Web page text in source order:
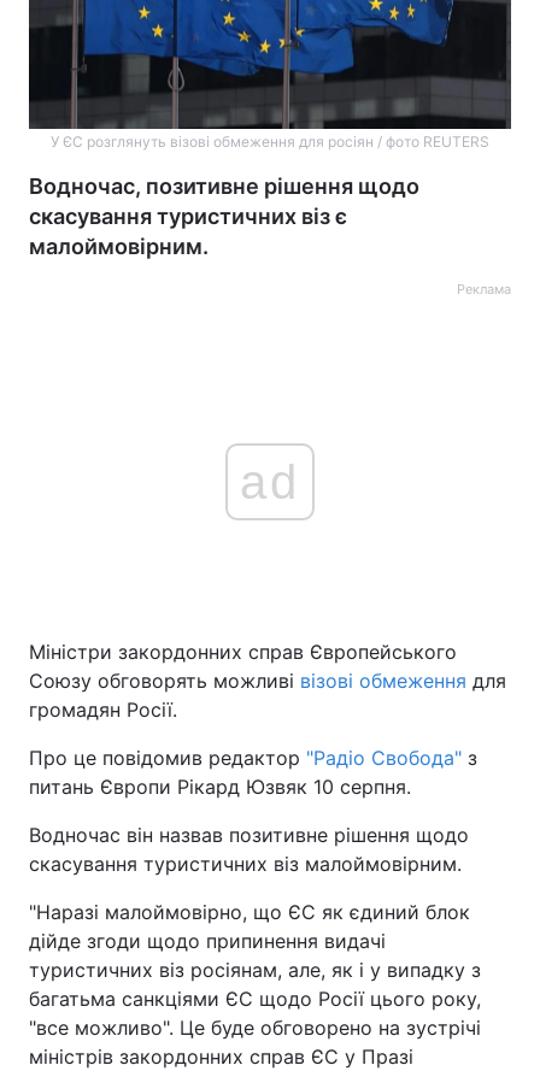
У ЄС розглянуть візові обмеження для росіян / фото REUTERS
Водночас, позитивне рішення щодо
скасування туристичних віз є
малоймовірним.
Реклама
ad
Міністри закордонних справ Європейського
Союзу обговорять можливі візові обмеження для
громадян Росії.
Про це повідомив редактор "Радіо Свобода" з
питань Європи Рікард Юзвяк 10 серпня.
Водночас він назвав позитивне рішення щодо
скасування туристичних віз малоймовірним.
"Наразі малоймовірно, що ЄС як єдиний блок
дійде згоди щодо припинення видачі
туристичних віз росіянам, але, як і у випадку з
багатьма санкціями ЄС щодо Росії цього року,
"все можливо". Це буде обговорено на зустрічі
міністрів закордонних справ ЄС у Празі